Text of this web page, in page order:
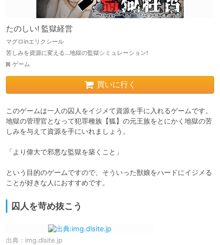
たのしい! 監獄経営
マグロinエリクシール
苦しみを資源に変える…地獄の監獄シミュレーション!
ゲーム
買いに行く
このゲームは一人の囚人をイジメて資源を手に入れるゲームです。
地獄の管理官となって犯罪種族【狐】の元王族をとにかく地獄の苦
しみを与えて資源を手にいれましょう。
「より偉大で邪悪な監獄を築くこと」
という目的のゲームですので、そういった獣娘をハードにイジメる
ことが好きな人におすすめです。
囚人を苛め抜こう
出典： img.dlsite.jp